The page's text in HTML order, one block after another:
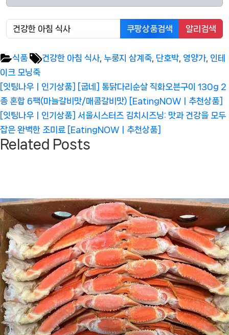
쿠팡상품검색 알리검색
식품 Tags:
건강한 아침 식사 누룽지 삼계죽 단호박 영양가 인테
이크 모닝죽
글
탐
색
Previous
Post:
[잇팅나우ㅣ인기상품] [굽네] 통닭다리순살 직화오븐구이 130g 2
종 혼합 6팩(마늘갈비맛/매콤갈비맛) [EatingNOWㅣ추천상품]
Next
Post:
[잇팅나우ㅣ인기상품] 서울시스터즈 김치시즈닝: 맛과 건강을 모두
잡은 완벽한 조미료 [EatingNOWㅣ추천상품]
Related Posts